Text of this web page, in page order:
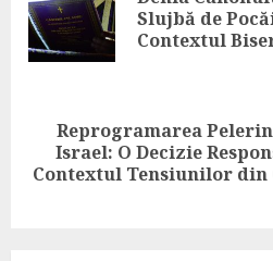
Slujbă de
Contextul
Next
post:
Reprogramarea
Israel: O Decizie
Contextul Tensiunilor